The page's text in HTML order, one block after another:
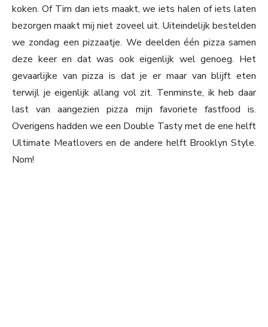
koken. Of Tim dan iets maakt, we iets halen of iets laten
bezorgen maakt mij niet zoveel uit. Uiteindelijk bestelden
we zondag een pizzaatje. We deelden één pizza samen
deze keer en dat was ook eigenlijk wel genoeg. Het
gevaarlijke van pizza is dat je er maar van blijft eten
terwijl je eigenlijk allang vol zit. Tenminste, ik heb daar
last van aangezien pizza mijn favoriete fastfood is.
Overigens hadden we een Double Tasty met de ene helft
Ultimate Meatlovers en de andere helft Brooklyn Style.
Nom!